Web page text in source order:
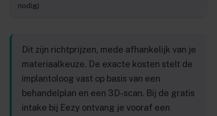
nodig)
Dit zijn richtprijzen, mede afhankelijk van je
materiaalkeuze. De exacte kosten stelt de
implantoloog vast op basis van een
behandelplan en een 3D-scan. Bij de gratis
intake bij Eezy ontvang je vooraf een